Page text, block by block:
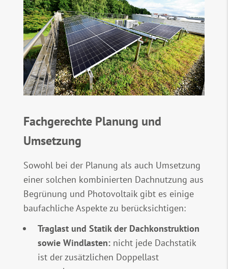
Fachgerechte Planung und
Umsetzung
Sowohl bei der Planung als auch Umsetzung
einer solchen kombinierten Dachnutzung aus
Begrünung und Photovoltaik gibt es einige
baufachliche Aspekte zu berücksichtigen:
Traglast und Statik der Dachkonstruktion
sowie Windlasten: nicht jede Dachstatik
ist der zusätzlichen Doppellast